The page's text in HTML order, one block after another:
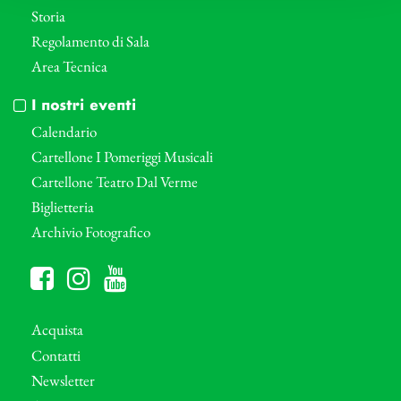
Storia
Regolamento di Sala
Area Tecnica
I nostri eventi
Calendario
Cartellone I Pomeriggi Musicali
Cartellone Teatro Dal Verme
Biglietteria
Archivio Fotografico
Acquista
Contatti
Newsletter